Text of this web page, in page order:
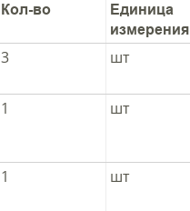
Кол-во
Единица
измерения
3 шт
1 шт
1 шт